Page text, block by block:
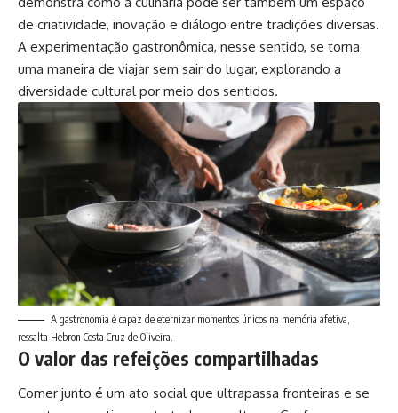
de criatividade, inovação e diálogo entre tradições diversas.
A experimentação gastronômica, nesse sentido, se torna
uma maneira de viajar sem sair do lugar, explorando a
diversidade cultural por meio dos sentidos.
A gastronomia é capaz de eternizar momentos únicos na memória afetiva,
ressalta Hebron Costa Cruz de Oliveira.
O valor das refeições compartilhadas
Comer junto é um ato social que ultrapassa fronteiras e se